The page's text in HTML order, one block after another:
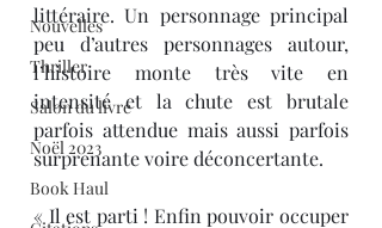
Nouvelles
Thriller
Salon du livre
Noël 2023
Book Haul
littéraire. Un personnage principal
peu d’autres personnages autour,
l’histoire monte très vite en
intensité et la chute est brutale
parfois attendue mais aussi parfois
surprenante voire déconcertante.
« Il est parti ! Enfin pouvoir occuper